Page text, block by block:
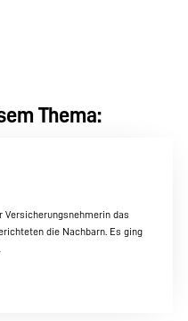
Thema:
Versicherungsnehmerin das
die Nachbarn. Es ging